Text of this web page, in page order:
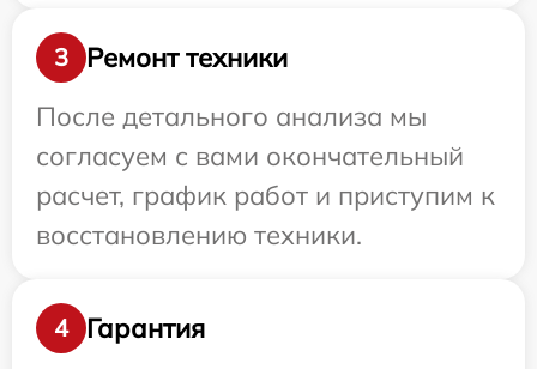
3
Ремонт техники
После детального анализа мы
согласуем с вами окончательный
расчет, график работ и приступим к
восстановлению техники.
4
Гарантия